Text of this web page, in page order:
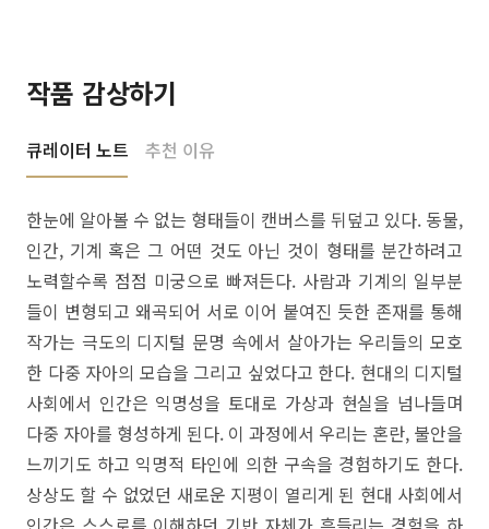
작품 감상하기
큐레이터 노트 추천 이유
한눈에 알아볼 수 없는 형태들이 캔버스를 뒤덮고 있다. 동물,
인간, 기계 혹은 그 어떤 것도 아닌 것이 형태를 분간하려고
노력할수록 점점 미궁으로 빠져든다. 사람과 기계의 일부분
들이 변형되고 왜곡되어 서로 이어 붙여진 듯한 존재를 통해
작가는 극도의 디지털 문명 속에서 살아가는 우리들의 모호
한 다중 자아의 모습을 그리고 싶었다고 한다. 현대의 디지털
사회에서 인간은 익명성을 토대로 가상과 현실을 넘나들며
다중 자아를 형성하게 된다. 이 과정에서 우리는 혼란, 불안을
느끼기도 하고 익명적 타인에 의한 구속을 경험하기도 한다.
상상도 할 수 없었던 새로운 지평이 열리게 된 현대 사회에서